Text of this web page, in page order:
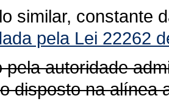
similar, constante
pela Lei 22262
pela autoridade
disposto na alínea